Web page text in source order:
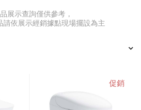
展示查詢僅供參考，
請依展示經銷據點現場擺設為主